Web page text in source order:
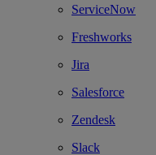
ServiceNow
Freshworks
Jira
Salesforce
Zendesk
Slack